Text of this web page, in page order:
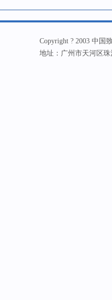
Copyright ? 2003 中国
地址：广州市天河区